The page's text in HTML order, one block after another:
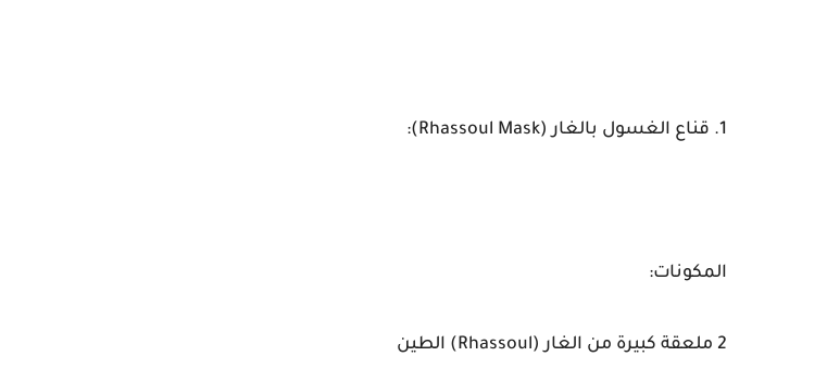
1. قناع الغسول بالغار (Rhassoul Mask):
المكونات:
2 ملعقة كبيرة من الغار (Rhassoul) الطين